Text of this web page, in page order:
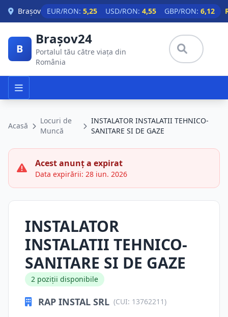
Skip to main content
Brașov EUR/RON: 5,25 USD/RON: 4,55 GBP/RON: 6,12
B
Brașov24
Portalul tău către viața din
România
Acasă
Locuri de
Muncă
INSTALATOR INSTALATII TEHNICO-
SANITARE SI DE GAZE
Acest anunț a expirat
Data expirării: 28 iun. 2026
INSTALATOR
INSTALATII TEHNICO-
SANITARE SI DE GAZE
2 poziții disponibile
RAP INSTAL SRL (CUI: 13762211)